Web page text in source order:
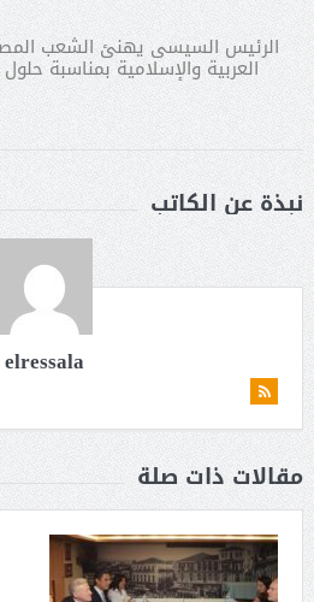
الرئيس السيسى يهنئ الشعب
العربية والإسلامية بمناسبة
نبذة عن الكاتب
elressala
مقالات ذات صلة